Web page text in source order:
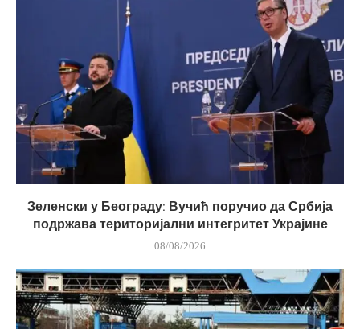
Зеленски у Београду: Вучић поручио да Србија
подржава територијални интегритет Украјине
08/08/2026